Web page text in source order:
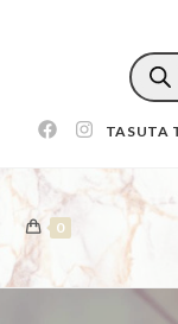
TASUTA
0